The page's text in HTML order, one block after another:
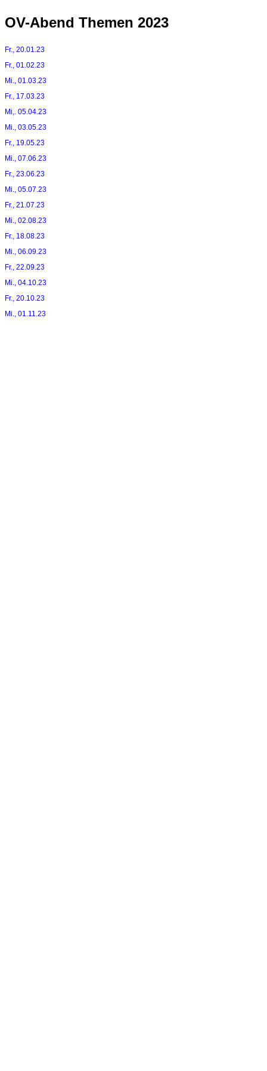
OV-Abend Themen 2023
Fr., 20.01.23
Fr., 01.02.23
Mi., 01.03.23
Fr., 17.03.23
Mi,. 05.04.23
Mi., 03.05.23
Fr., 19.05.23
Mi., 07.06.23
Fr., 23.06.23
Mi., 05.07.23
Fr., 21.07.23
Mi., 02.08.23
Fr., 18.08.23
Mi., 06.09.23
Fr., 22.09.23
Mi., 04.10.23
Fr., 20.10.23
Mi., 01.11.23